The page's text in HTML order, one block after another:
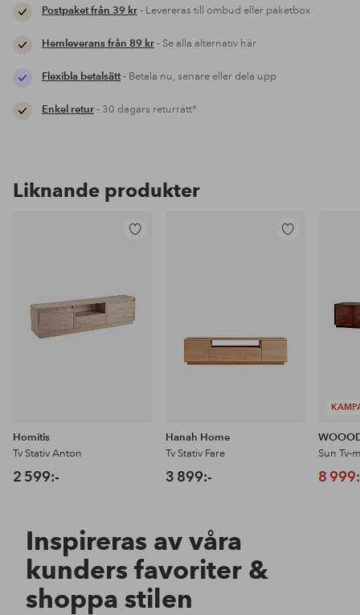
Postpaket från 39 kr- Levereras till ombud eller paketbox
Hemleverans från 89 kr- Se alla alternativ här
Flexibla betalsätt- Betala nu, senare eller dela upp
Enkel retur- 30 dagars returrätt*
Liknande produkter
Homitis
Tv Stativ Anton
2 599:-
Hanah Home
Tv Stativ Fare
3 899:-
Sun Tv-
8
Inspireras av våra
kunders favoriter &
shoppa stilen